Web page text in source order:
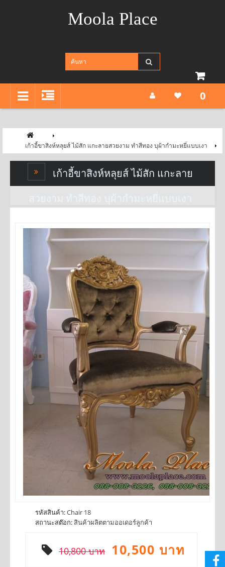
Moola Place
0
เก้าอี้ขาสิงห์หลุยส์ ไม้สัก แกะลายสวยงาม ทำสีทอง บุผ้ากำมะหยี่แบบเงา
เก้าอี้ขาสิงห์หลุยส์ ไม้สัก แกะลาย
สวยงาม ทำสีทอง บุผ้ากำมะหยี่แบบเงา
รหัสสินค้า:Chair 18
สถานะสต๊อก: สินค้าผลิตตามออเดอร์ลูกค้า
10,800 บาท 10,500 บาท